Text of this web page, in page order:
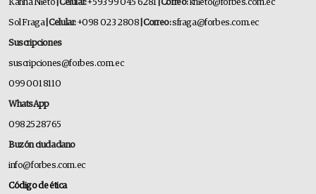
Karina Nieto | Celular:+593 99 045 6281 | Correo:knieto@forbes.com.ec
Sol Fraga| Celular:+098 023 2808 | Correo:sfraga@forbes.com.ec
Suscripciones
suscripciones@forbes.com.ec
099 001 8110
WhatsApp
0982528765
Buzón ciudadano
info@forbes.com.ec
Código de ética